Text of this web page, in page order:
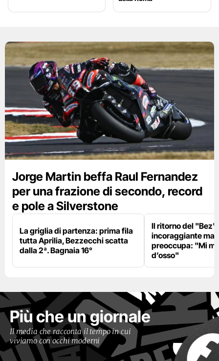
Jorge Martin beffa Raul Fernandez
per una frazione di secondo, record
e pole a Silverstone
La griglia di partenza: prima fila
tutta Aprilia, Bezzecchi scatta
dalla 2ª. Bagnaia 16°
Il ritorno del "Bez"
incoraggiante ma
preoccupa: "Mi
d’osso"
Più che un giornale
Il media che racconta il tempo in cui
viviamo con occhi moderni